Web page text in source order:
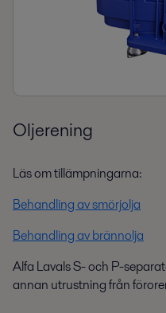
Oljerening
Läs om tillämpningarna:
Behandling av smörjolja
Behandling av brännolja
Alfa Lavals S- och P-
annan utrustning från